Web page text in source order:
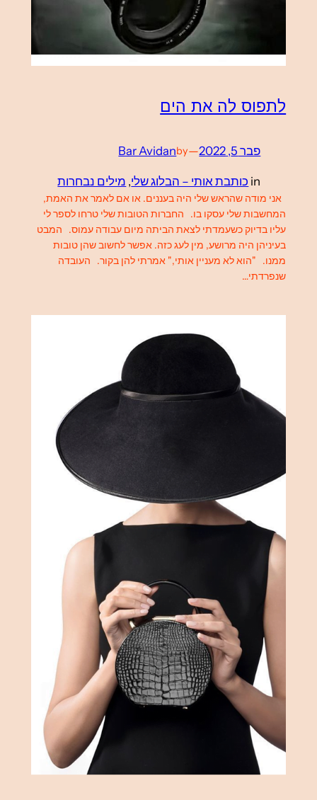
לתפוס לה את הים
פבר 5, 2022 —
by
Bar Avidan
in כותבת אותי – הבלוג שלי, מילים נבחרות
אני מודה שהראש שלי היה בעננים. או אם לאמר את האמת,
המחשבות שלי עסקו בו. החברות הטובות שלי טרחו לספר לי
עליו בדיוק כשעמדתי לצאת הביתה מיום עבודה עמוס. המבט
בעיניהן היה מרושע, מין לעג כזה. אפשר לחשוב שהן טובות
ממנו. "הוא לא מעניין אותי," אמרתי להן בקור. העובדה
שנפרדתי…